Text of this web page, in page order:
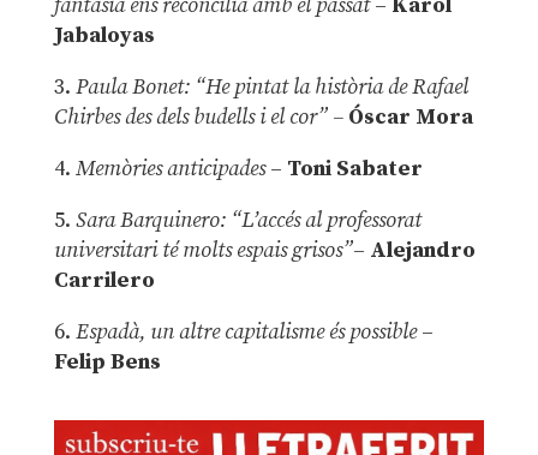
fantasia ens reconcilia amb el passat– Karol
Jabaloyas
3. Paula Bonet: “He pintat la història de Rafael
Chirbes des dels budells i el cor” –Óscar Mora
4. Memòries anticipades– Toni Sabater
5. Sara Barquinero: “L’accés al professorat
universitari té molts espais grisos”– Alejandro
Carrilero
6. Espadà, un altre capitalisme és possible –
Felip Bens